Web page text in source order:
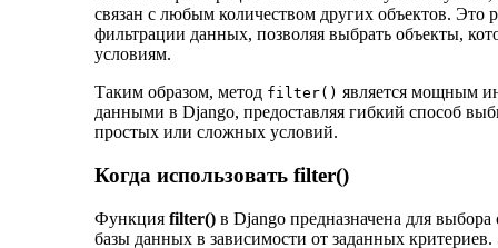
связан с любым количеством других объектов. Это
фильтрации данных, позволяя выбрать объекты,
условиям.
Таким образом, метод filter() является мощным
данными в Django, предоставляя гибкий способ
простых или сложных условий.
Когда использовать filter()
Функция filter() в Django предназначена для
базы данных в зависимости от заданных